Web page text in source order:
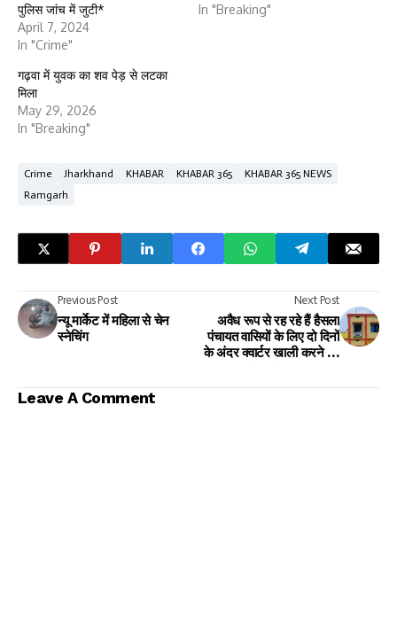
पुलिस जांच में जुटी*
April 7, 2024
In "Crime"
In "Breaking"
गढ़वा में युवक का शव पेड़ से लटका
मिला
May 29, 2026
In "Breaking"
Crime Jharkhand KHABAR KHABAR 365
KHABAR 365 NEWS
Ramgarh
Previous Post
न्यू मार्केट में महिला से चेन
स्नेचिंग
Next Post
अवैध रूप से रह रहे हैं हैसला
पंचायत वासियों के लिए दो दिनों
के अंदर क्वार्टर खाली करने का
Leave A Comment